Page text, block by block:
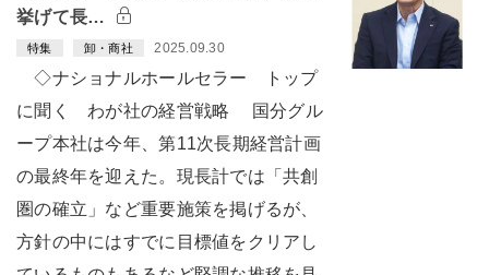
挙げて長…
特集 卸・商社 2025.09.30
◇ナショナルホールセラー トップ
に聞く わが社の経営戦略 国分グル
ープ本社は今年、第11次長期経営計画
の最終年を迎えた。現長計では「共創
圏の確立」など重要施策を掲げるが、
方針の中にはすでに目標値をクリアし